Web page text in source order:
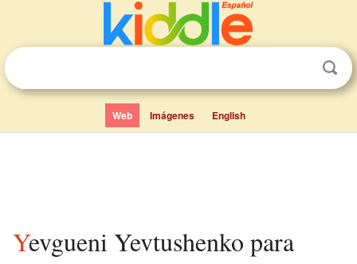
Web Imágenes English
Yevgueni Yevtushenko para